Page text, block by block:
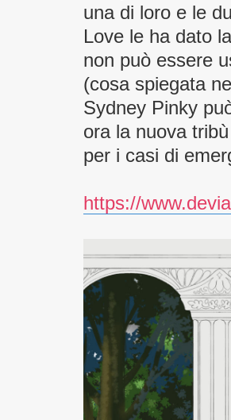
una di loro e le
Love le ha dato
non può essere
(cosa spiegata
Sydney Pinky
ora la nuova
per i casi di
https://